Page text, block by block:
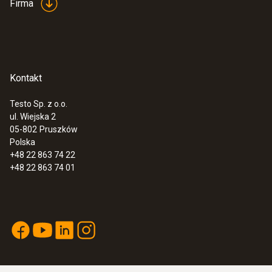
:0563 0514
czynników chłodniczych z elastyczną
sondą
Firma
Kontakt
Testo Sp. z o.o.
ul. Wiejska 2
05-802 Pruszków
Polska
+48 22 863 74 22
+48 22 863 74 01